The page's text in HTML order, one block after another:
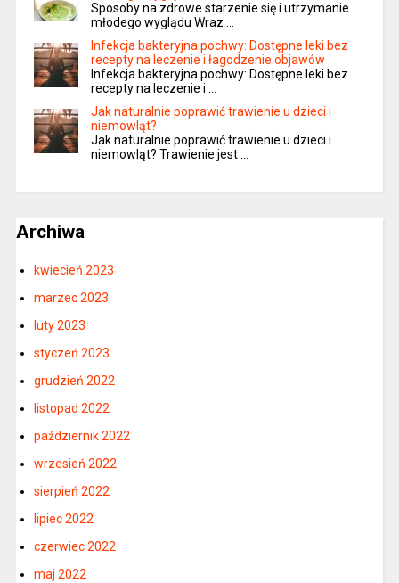
Sposoby na zdrowe starzenie się i utrzymanie
młodego wyglądu Wraz …
Infekcja bakteryjna pochwy: Dostępne leki bez
recepty na leczenie i łagodzenie objawów
Infekcja bakteryjna pochwy: Dostępne leki bez
recepty na leczenie i …
Jak naturalnie poprawić trawienie u dzieci i
niemowląt?
Jak naturalnie poprawić trawienie u dzieci i
niemowląt? Trawienie jest …
Archiwa
kwiecień 2023
marzec 2023
luty 2023
styczeń 2023
grudzień 2022
listopad 2022
październik 2022
wrzesień 2022
sierpień 2022
lipiec 2022
czerwiec 2022
maj 2022